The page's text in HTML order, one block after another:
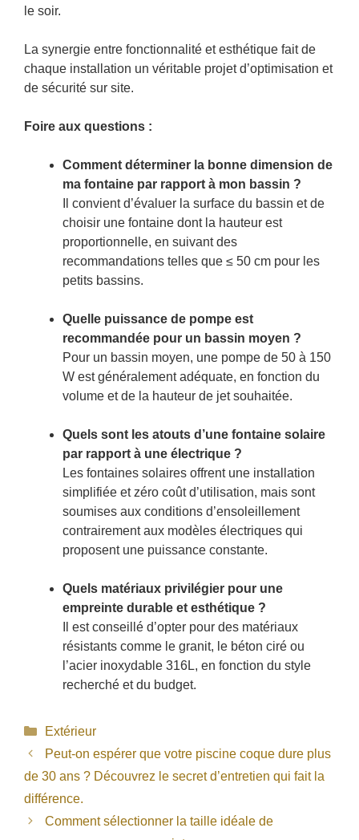
le soir.
La synergie entre fonctionnalité et esthétique fait de
chaque installation un véritable projet d’optimisation et
de sécurité sur site.
Foire aux questions :
Comment déterminer la bonne dimension de
ma fontaine par rapport à mon bassin ?
Il convient d’évaluer la surface du bassin et de
choisir une fontaine dont la hauteur est
proportionnelle, en suivant des
recommandations telles que ≤ 50 cm pour les
petits bassins.
Quelle puissance de pompe est
recommandée pour un bassin moyen ?
Pour un bassin moyen, une pompe de 50 à 150
W est généralement adéquate, en fonction du
volume et de la hauteur de jet souhaitée.
Quels sont les atouts d’une fontaine solaire
par rapport à une électrique ?
Les fontaines solaires offrent une installation
simplifiée et zéro coût d’utilisation, mais sont
soumises aux conditions d’ensoleillement
contrairement aux modèles électriques qui
proposent une puissance constante.
Quels matériaux privilégier pour une
empreinte durable et esthétique ?
Il est conseillé d’opter pour des matériaux
résistants comme le granit, le béton ciré ou
l’acier inoxydable 316L, en fonction du style
recherché et du budget.
Catégories
Extérieur
Peut-on espérer que votre piscine coque dure plus
de 30 ans ? Découvrez le secret d’entretien qui fait la
différence.
Comment sélectionner la taille idéale de